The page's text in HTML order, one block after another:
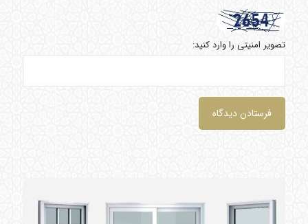
تصویر امنیتی را وارد کنید: